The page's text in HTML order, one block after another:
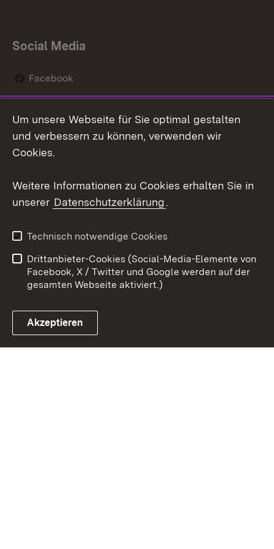
Social Media
Facebook
Social Wall
Youtube
Link zum Landesportal
Kontakt
Datenschutz
Barrierefreiheit
Impressum Cookies
Um unsere Webseite für Sie optimal gestalten
und verbessern zu können, verwenden wir
Cookies.
Weitere Informationen zu Cookies erhalten Sie in
unserer Datenschutzerklärung.
Technisch notwendige Cookies
Drittanbieter-Cookies (Social-Media-Elemente von
Facebook, X / Twitter und Google werden auf der
gesamten Webseite aktiviert.)
Akzeptieren